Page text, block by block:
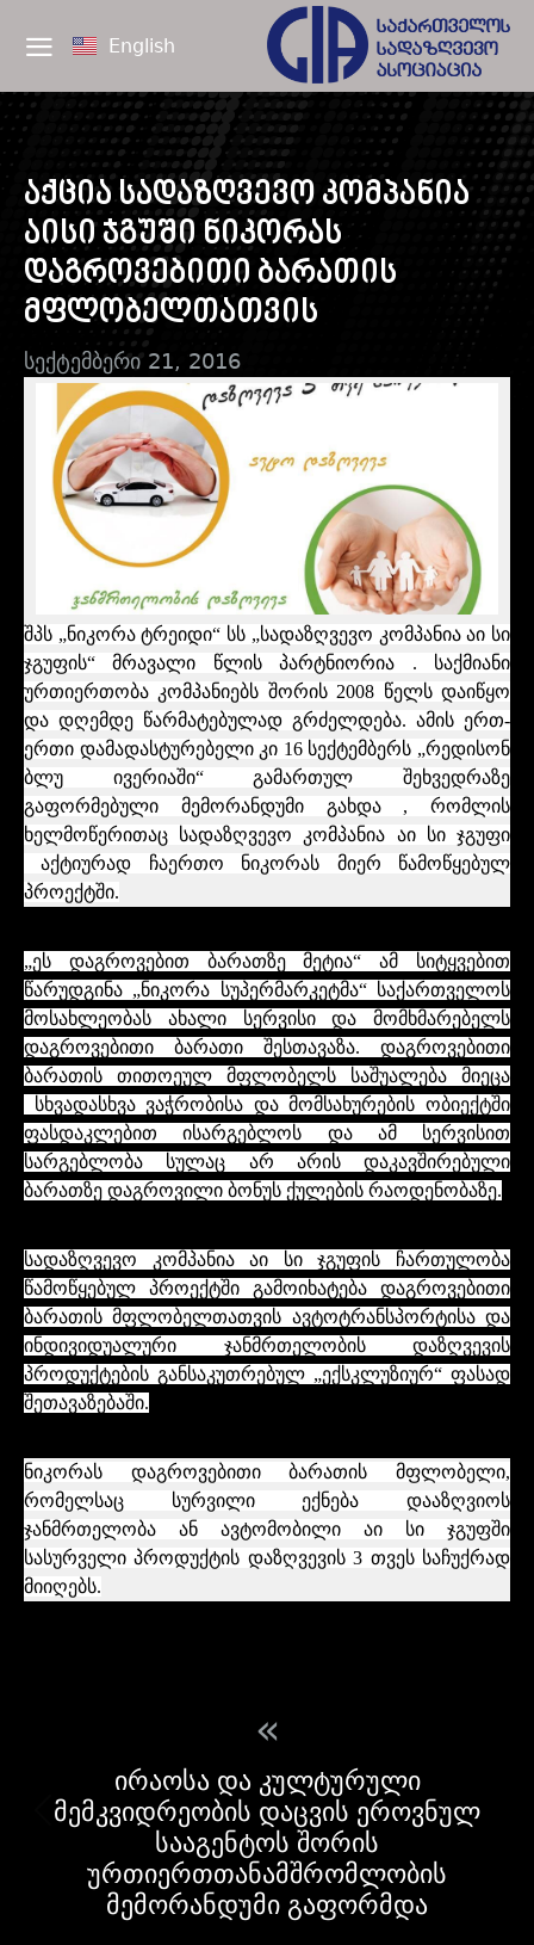
English
აქცია სადაზღვევო კომპანია
აისი ჯგუში ნიკორას
დაგროვებითი ბარათის
მფლობელთათვის
სექტემბერი 21, 2016
შპს „ნიკორა ტრეიდი“ სს „სადაზღვევო კომპანია აი სი
ჯგუფის“ მრავალი წლის პარტნიორია . საქმიანი
ურთიერთობა კომპანიებს შორის 2008 წელს დაიწყო
და დღემდე წარმატებულად გრძელდება. ამის ერთ-
ერთი დამადასტურებელი კი 16 სექტემბერს „რედისონ
ბლუ ივერიაში“ გამართულ შეხვედრაზე
გაფორმებული მემორანდუმი გახდა , რომლის
ხელმოწერითაც სადაზღვევო კომპანია აი სი ჯგუფი
აქტიურად ჩაერთო ნიკორას მიერ წამოწყებულ
პროექტში.
„ეს დაგროვებით ბარათზე მეტია“ ამ სიტყვებით
წარუდგინა „ნიკორა სუპერმარკეტმა“ საქართველოს
მოსახლეობას ახალი სერვისი და მომხმარებელს
დაგროვებითი ბარათი შესთავაზა. დაგროვებითი
ბარათის თითოეულ მფლობელს საშუალება მიეცა
სხვადასხვა ვაჭრობისა და მომსახურების ობიექტში
ფასდაკლებით ისარგებლოს და ამ სერვისით
სარგებლობა სულაც არ არის დაკავშირებული
ბარათზე დაგროვილი ბონუს ქულების რაოდენობაზე.
სადაზღვევო კომპანია აი სი ჯგუფის ჩართულობა
წამოწყებულ პროექტში გამოიხატება დაგროვებითი
ბარათის მფლობელთათვის ავტოტრანსპორტისა და
ინდივიდუალური ჯანმრთელობის დაზღვევის
პროდუქტების განსაკუთრებულ „ექსკლუზიურ“ ფასად
შეთავაზებაში.
ნიკორას დაგროვებითი ბარათის მფლობელი,
რომელსაც სურვილი ექნება დააზღვიოს
ჯანმრთელობა ან ავტომობილი აი სი ჯგუფში
სასურველი პროდუქტის დაზღვევის 3 თვეს საჩუქრად
მიიღებს.
«
ირაოსა და კულტურული
მემკვიდრეობის დაცვის ეროვნულ
სააგენტოს შორის
ურთიერთთანამშრომლობის
მემორანდუმი გაფორმდა